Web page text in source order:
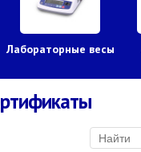
Лабораторные весы